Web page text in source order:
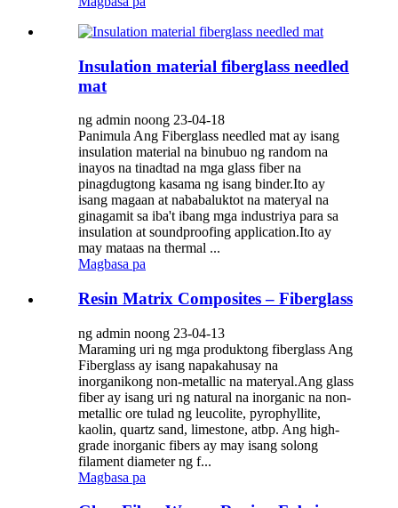
Insulation material fiberglass needled
mat
ng admin noong 23-04-18
Panimula Ang Fiberglass needled mat ay isang
insulation material na binubuo ng random na
inayos na tinadtad na mga glass fiber na
pinagdugtong kasama ng isang binder.Ito ay
isang magaan at nababaluktot na materyal na
ginagamit sa iba't ibang mga industriya para sa
insulation at soundproofing application.Ito ay
may mataas na thermal ...
Magbasa pa
Resin Matrix Composites – Fiberglass
ng admin noong 23-04-13
Maraming uri ng mga produktong fiberglass Ang
Fiberglass ay isang napakahusay na
inorganikong non-metallic na materyal.Ang glass
fiber ay isang uri ng natural na inorganic na non-
metallic ore tulad ng leucolite, pyrophyllite,
kaolin, quartz sand, limestone, atbp. Ang high-
grade inorganic fibers ay may isang solong
filament diameter ng f...
Magbasa pa